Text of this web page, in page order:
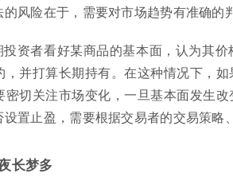
风险在于，需要对市场趋势有准确的
资者看好某商品的基本面，认为其
，并打算长期持有。在这种情况下，
密切关注市场变化，一旦基本面发生
置止盈，需要根据交易者的交易策略
长梦多